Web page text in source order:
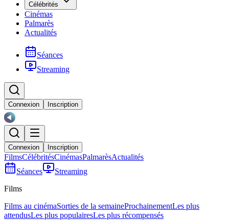
Célébrités
Cinémas
Palmarès
Actualités
Séances
Streaming
Connexion Inscription
Connexion Inscription
FilmsCélébritésCinémasPalmarèsActualités
Séances
Streaming
Films
Films au cinémaSorties de la semaineProchainementLes plus
attendusLes plus populairesLes plus récompensés